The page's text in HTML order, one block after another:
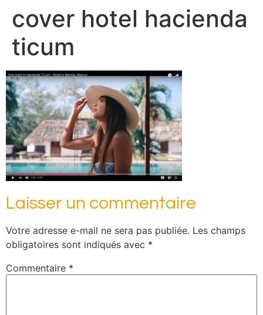
cover hotel hacienda
ticum
Laisser un commentaire
Votre adresse e-mail ne sera pas publiée. Les champs
obligatoires sont indiqués avec *
Commentaire *